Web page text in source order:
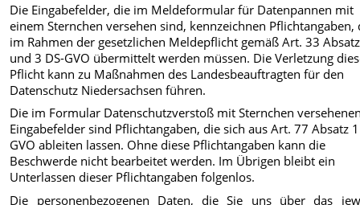
Die Eingabefelder, die im Meldeformular für Datenpannen mit
einem Sternchen versehen sind, kennzeichnen Pflichtangaben,
im Rahmen der gesetzlichen Meldepflicht gemäß Art. 33
und 3 DS-GVO übermittelt werden müssen. Die Verletzung
Pflicht kann zu Maßnahmen des Landesbeauftragten für den
Datenschutz Niedersachsen führen.
Die im Formular Datenschutzverstoß mit Sternchen
Eingabefelder sind Pflichtangaben, die sich aus Art. 77 Absatz
GVO ableiten lassen. Ohne diese Pflichtangaben kann die
Beschwerde nicht bearbeitet werden. Im Übrigen bleibt ein
Unterlassen dieser Pflichtangaben folgenlos.
Die personenbezogenen Daten, die Sie uns über das